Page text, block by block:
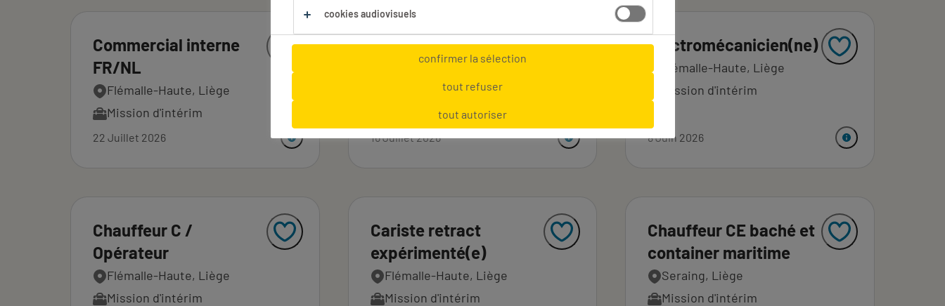
Commercial interne
FR/NL
Flémalle-Haute, Liège
Mission d'intérim
22 Juillet 2026
coffreur
Flémalle-Haute, Liège
Mission d'intérim
16 Juillet 2026
Électromécanicien(ne)
Flémalle-Haute, Liège
Mission d'intérim
8 Juin 2026
Chauffeur C /
Opérateur
Flémalle-Haute, Liège
Mission d'intérim
Cariste retract
expérimenté(e)
Flémalle-Haute, Liège
Mission d'intérim
Chauffeur CE baché et
container maritime
Seraing, Liège
Mission d'intérim
cookies audiovisuels
confirmer la sélection
tout refuser
tout autoriser